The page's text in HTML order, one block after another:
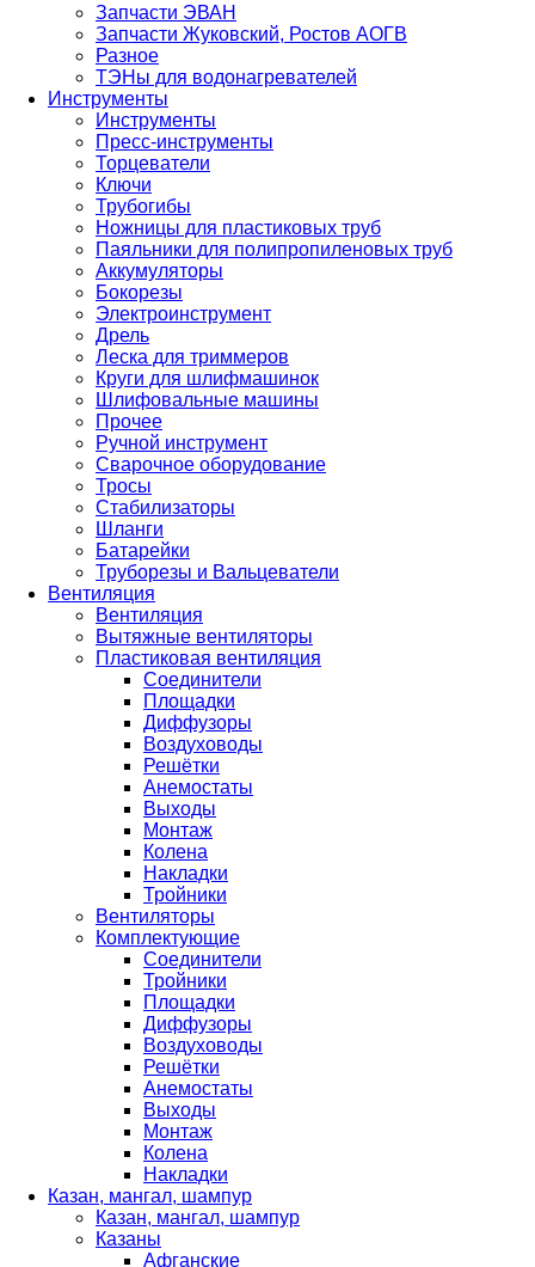
Запчасти ЭВАН
Запчасти Жуковский, Ростов АОГВ
Разное
ТЭНы для водонагревателей
Инструменты
Инструменты
Пресс-инструменты
Торцеватели
Ключи
Трубогибы
Ножницы для пластиковых труб
Паяльники для полипропиленовых труб
Аккумуляторы
Бокорезы
Электроинструмент
Дрель
Леска для триммеров
Круги для шлифмашинок
Шлифовальные машины
Прочее
Ручной инструмент
Сварочное оборудование
Тросы
Стабилизаторы
Шланги
Батарейки
Труборезы и Вальцеватели
Вентиляция
Вентиляция
Вытяжные вентиляторы
Пластиковая вентиляция
Соединители
Площадки
Диффузоры
Воздуховоды
Решётки
Анемостаты
Выходы
Монтаж
Колена
Накладки
Тройники
Вентиляторы
Комплектующие
Соединители
Тройники
Площадки
Диффузоры
Воздуховоды
Решётки
Анемостаты
Выходы
Монтаж
Колена
Накладки
Казан, мангал, шампур
Казан, мангал, шампур
Казаны
Афганские